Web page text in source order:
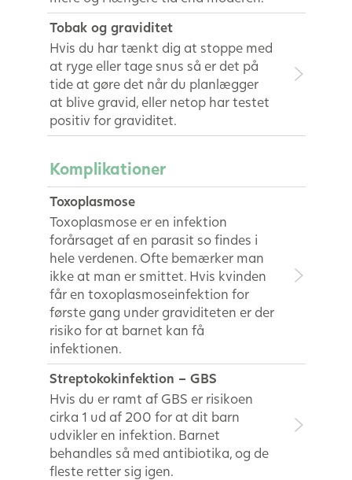
Tobak og graviditet
Hvis du har tænkt dig at stoppe med
at ryge eller tage snus så er det på
tide at gøre det når du planlægger
at blive gravid, eller netop har testet
positiv for graviditet.
Komplikationer
Toxoplasmose
Toxoplasmose er en infektion
forårsaget af en parasit so findes i
hele verdenen. Ofte bemærker man
ikke at man er smittet. Hvis kvinden
får en toxoplasmoseinfektion for
første gang under graviditeten er der
risiko for at barnet kan få
infektionen.
Streptokokinfektion – GBS
Hvis du er ramt af GBS er risikoen
cirka 1 ud af 200 for at dit barn
udvikler en infektion. Barnet
behandles så med antibiotika, og de
fleste retter sig igen.